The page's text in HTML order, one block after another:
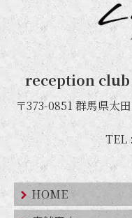
reception club
〒373-0851 群馬県太
TEL
HOME